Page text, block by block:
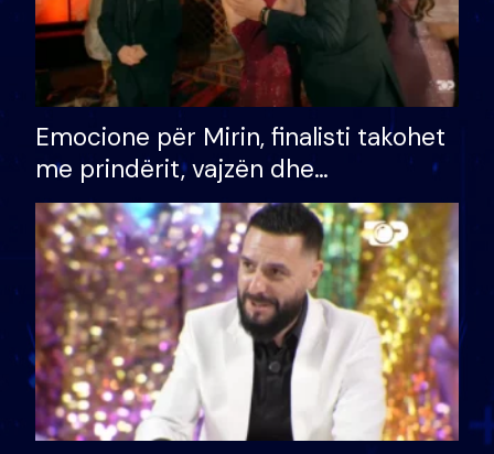
Emocione për Mirin, finalisti takohet
me prindërit, vajzën dhe
bashkëshorten: S’kemi ndonjë letër
divorci apo jo?